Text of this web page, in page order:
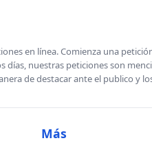
en línea. Comienza una
días, nuestras peticiones son
de destacar ante el publico y
Más